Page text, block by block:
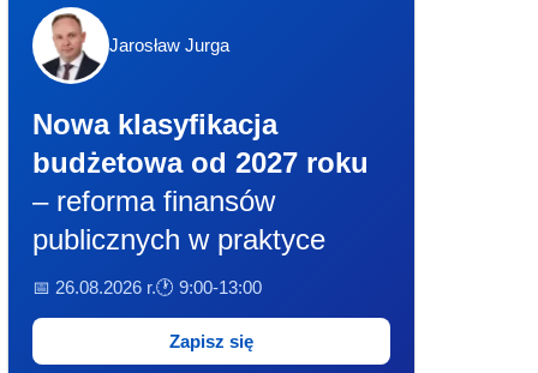
Jarosław Jurga
Nowa klasyfikacja
budżetowa od 2027 roku
– reforma finansów
publicznych w praktyce
📅 26.08.2026 r.🕐 9:00-13:00
Zapisz się